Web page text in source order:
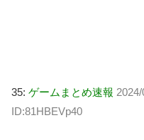
35: ゲームまとめ速報
ID:81HBEVp40